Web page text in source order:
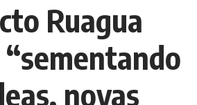
Ruagua
novas